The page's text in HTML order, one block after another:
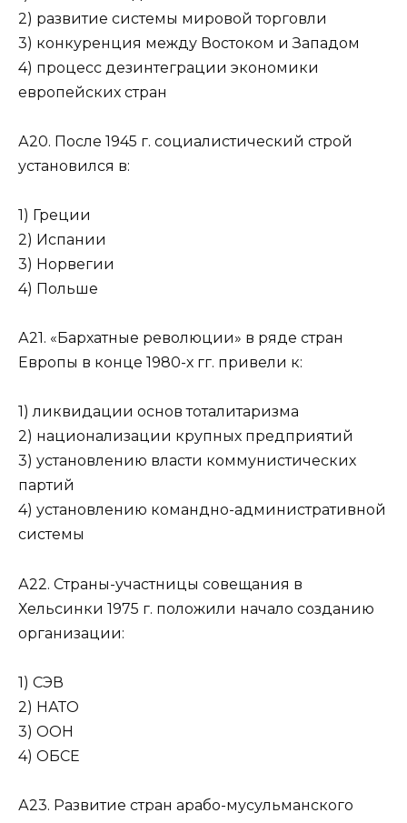
2) развитие системы мировой торговли
3) конкуренция между Востоком и Западом
4) процесс дезинтеграции экономики
европейских стран
А20. После 1945 г. социалистический строй
установился в:
1) Греции
2) Испании
3) Норвегии
4) Польше
А21. «Бархатные революции» в ряде стран
Европы в конце 1980-х гг. привели к:
1) ликвидации основ тоталитаризма
2) национализации крупных предприятий
3) установлению власти коммунистических
партий
4) установлению командно-административной
системы
А22. Страны-участницы совещания в
Хельсинки 1975 г. положили начало созданию
организации:
1) СЭВ
2) НАТО
3) ООН
4) ОБСЕ
А23. Развитие стран арабо-мусульманского